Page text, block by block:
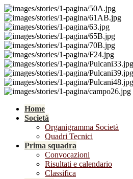
Home
Società
Organigramma Società
Quadri Tecnici
Prima squadra
Convocazioni
Risultati e calendario
Classifica